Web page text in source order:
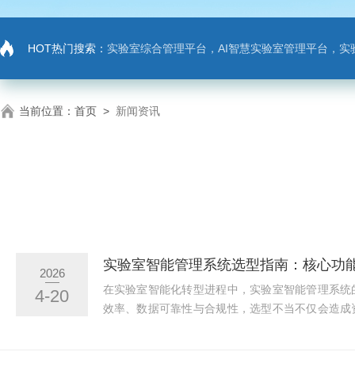
HOT热门搜索： 实验室综合管理平台，AI智慧实验室管理平台，实
当前位置： 首页 > 新闻资讯
2026
4-20
实验室智能管理系统选型指南：核心功
在实验室智能化转型进程中，实验室智能管理系
效率、数据可靠性与合规性，选型不当不仅会造